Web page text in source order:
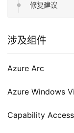
修复建议
涉及组件
Azure Arc
Azure Windows
Capability